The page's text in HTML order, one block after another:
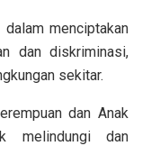
menciptakan
dan diskriminasi,
sekitar.
dan Anak
melindungi dan